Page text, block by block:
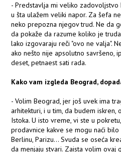
- Predstavlja mi veliko
u šta ulažem veliki napor. Za šefa
neko prepozna njegov trud. Ne da
da pokaže da razume koliko je
lako izgovaraju reči "ovo ne valja".
ako nešto nije apsolutno savršeno,
deset, petnaest sati rada.
Kako vam izgleda Beograd,
- Volim Beograd, jer još uvek ima
arhitekturi, i u tim, da budem iskren,
Istoka. U isto vreme, vi ste u
prodavnice kakve se mogu naći bilo
Berlinu, Parizu... Svuda se oseća
da menjaju stvari. Zaista volim ovaj